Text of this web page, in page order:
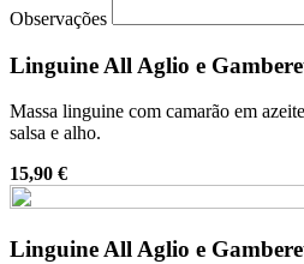
Observações
Linguine All Aglio e
Massa linguine com camarão em
salsa e alho.
15,90 €
Linguine All Aglio e